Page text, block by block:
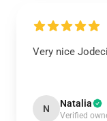
Very nice
N Natalia
Verified